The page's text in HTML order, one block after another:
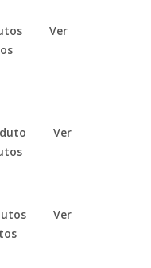
Ver
Ver
Ver